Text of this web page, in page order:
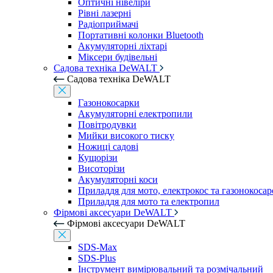
Оптичні нівеліри
Рівні лазерні
Радіоприймачі
Портативні колонки Bluetooth
Акумуляторні ліхтарі
Міксери будівельні
Садова техніка DeWALT
Садова техніка DeWALT
Газонокосарки
Акумуляторні електропили
Повітродувки
Мийки високого тиску
Ножиці садові
Кущорізи
Висоторізи
Акумуляторні коси
Приладдя для мото, електрокос та
Приладдя для мото та електропил
Фірмові аксесуари DeWALT
Фірмові аксесуари DeWALT
SDS-Max
SDS-Plus
Інструмент вимірювальний та розмічальний